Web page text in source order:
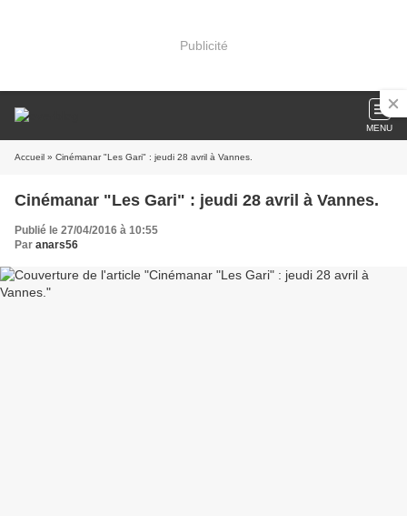
Publicité
MENU
Accueil » Cinémanar "Les Gari" : jeudi 28 avril à Vannes.
Cinémanar "Les Gari" : jeudi 28 avril à Vannes.
Publié le 27/04/2016 à 10:55
Par anars56